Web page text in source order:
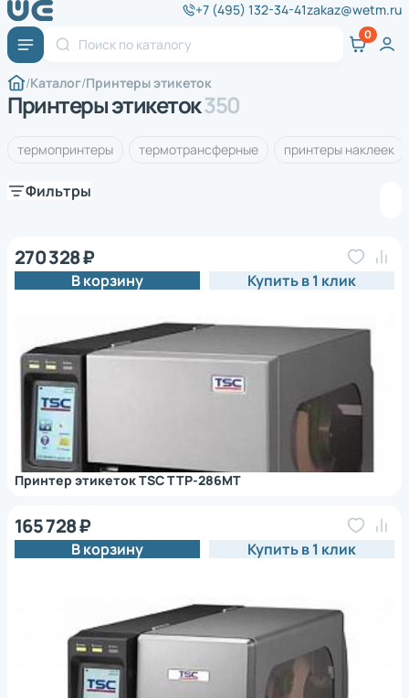
+7 (495) 132-34-41zakaz@wetm.ru
Каталог Принтеры этикеток
Принтеры этикеток350
термопринтеры термотрансферные принтеры наклеек
Фильтры
Принтер этикеток TSC TTP-286MT
270 328 ₽
В корзину Купить в 1 клик
165 728 ₽
В корзину Купить в 1 клик